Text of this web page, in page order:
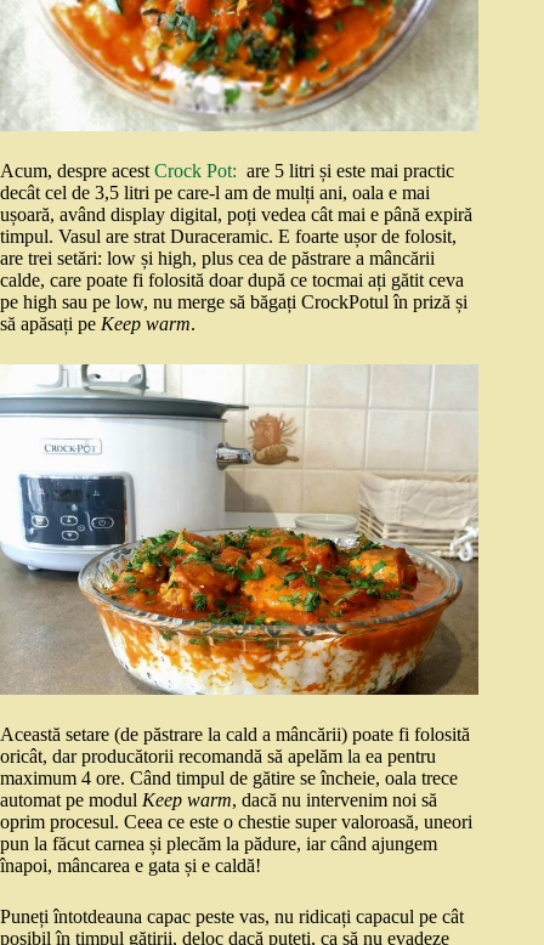
Acum, despre acest Crock Pot: are 5 litri și este mai practic
decât cel de 3,5 litri pe care-l am de mulți ani, oala e mai
ușoară, având display digital, poți vedea cât mai e până expiră
timpul. Vasul are strat Duraceramic. E foarte ușor de folosit,
are trei setări: low și high, plus cea de păstrare a mâncării
calde, care poate fi folosită doar după ce tocmai ați gătit ceva
pe high sau pe low, nu merge să băgați CrockPotul în priză și
să apăsați pe Keep warm.
Această setare (de păstrare la cald a mâncării) poate fi folosită
oricât, dar producătorii recomandă să apelăm la ea pentru
maximum 4 ore. Când timpul de gătire se încheie, oala trece
automat pe modul Keep warm, dacă nu intervenim noi să
oprim procesul. Ceea ce este o chestie super valoroasă, uneori
pun la făcut carnea și plecăm la pădure, iar când ajungem
înapoi, mâncarea e gata și e caldă!
Puneți întotdeauna capac peste vas, nu ridicați capacul pe cât
posibil în timpul gătirii, deloc dacă puteți, ca să nu evadeze